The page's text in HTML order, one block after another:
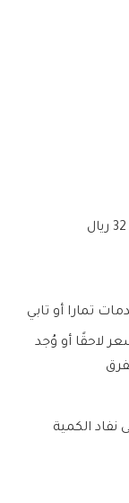
تمارا أو تابي
لاحقًا أو وُجد